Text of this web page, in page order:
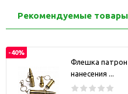
Рекомендуемые товары
-40%
Флешка
нанесения ...